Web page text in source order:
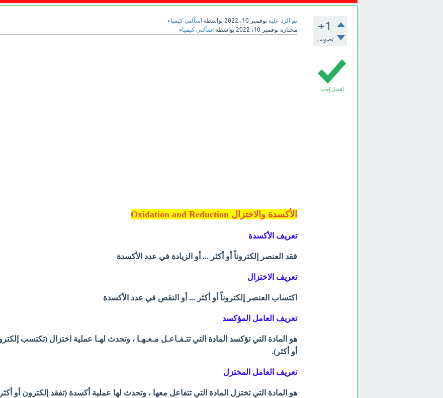
+1
تصويت
تم الرد عليه نوفمبر 10، 2022 بواسطة اسألني كيمياء
مختارة نوفمبر 10، 2022 بواسطة اسألنى كيمياء
أفضل إجابة
الأكسدة والاختزال Oxidation and Reduction
تعريف الأكسدة
فقد العنصر إلكتروناً أو أكثر ... أو الزيادة في عدد الأكسدة
تعريف الاختزال
اكتساب العنصر إلكتروناً أو أكثر ... أو النقص في عدد الأكسدة
تعريف العامل المؤكسد
هو المادة التي تؤكسد المادة التي تتـفـاعـل مـعـهـا ، وتحدث لهـا عملية اختزال (تكتسب
أو أكثر).
تعريف العامل المختزل
هو المادة التي تختزل المادة التي تتفاعل معها ، وتحدث لها عملية أكسدة (تفقد إلكترون أو